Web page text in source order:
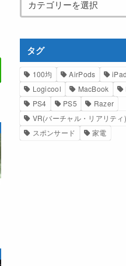
タグ
100均 AirPods iPad
Logicool
MacBook
PS4
PS5
Razer
VR(バーチャル・リアリティ)
スポンサード
家電